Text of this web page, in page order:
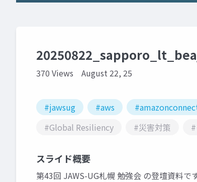
370 Views August 22, 25
#jawsug #aws
#Global Resiliency
#災害対策
スライド概要
第43回 JAWS-UG札幌 勉強会 の登壇資料です